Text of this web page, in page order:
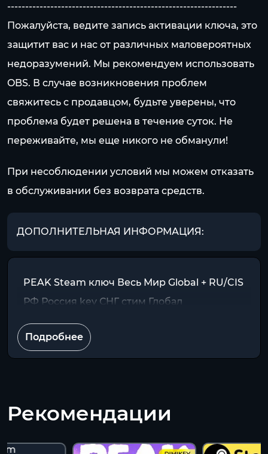
----------------------------------------------------------------
Пожалуйста, ведите запись активации ключа, это
защитит вас и нас от различных маловероятных
недоразумений. Мы рекомендуем использовать
OBS. В случае возникновения проблем
свяжитесь с продавцом, будьте уверены, что
проблема будет решена в течение суток. Не
переживайте, мы еще никого не обманули!
При несоблюдении условий мы можем отказать
в обслуживании без возврата средств.
ДОПОЛНИТЕЛЬНАЯ ИНФОРМАЦИЯ:
PEAK Steam ключ Весь Мир Global + RU/CIS
РФ Россия key СНГ стим Глобал
Подробнее
Рекомендации